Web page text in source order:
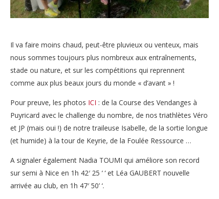
Il va faire moins chaud, peut-être pluvieux ou venteux, mais
nous sommes toujours plus nombreux aux entraînements,
stade ou nature, et sur les compétitions qui reprennent
comme aux plus beaux jours du monde « d’avant » !
Pour preuve, les photos ICI : de la Course des Vendanges à
Puyricard avec le challenge du nombre, de nos triathlètes Véro
et JP (mais oui !) de notre traileuse Isabelle, de la sortie longue
(et humide) à la tour de Keyrie, de la Foulée Ressource …
A signaler également Nadia TOUMI qui améliore son record
sur semi à Nice en 1h 42′ 25 ‘ ‘ et Léa GAUBERT nouvelle
arrivée au club, en 1h 47′ 50’ ‘.